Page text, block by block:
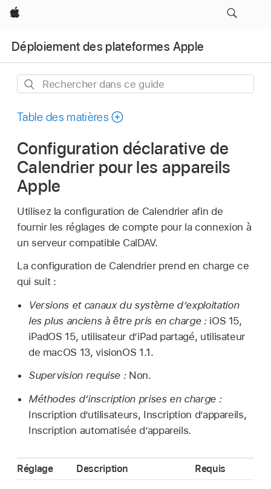
Apple
Déploiement des plateformes Apple
Rechercher
ce
Table des matières
Configuration déclarative de
Calendrier pour les appareils
Apple
Utilisez la configuration de Calendrier afin de
fournir les réglages de compte pour la connexion à
un serveur compatible CalDAV.
La configuration de Calendrier prend en charge ce
qui suit :
Versions et canaux du système d’exploitation
les plus anciens à être pris en charge : iOS 15,
iPadOS 15, utilisateur d’iPad partagé, utilisateur
de macOS 13,visionOS 1.1.
Supervision requise :Non.
Méthodes d’inscription prises en charge :
Inscription d’utilisateurs, Inscription d’appareils,
Inscription automatisée d’appareils.
Réglage Description Requis